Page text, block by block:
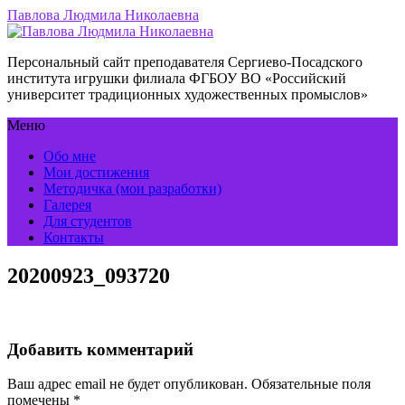
Павлова Людмила Николаевна
Персональный сайт преподавателя Сергиево-Посадского
института игрушки филиала ФГБОУ ВО «Российский
университет традиционных художественных промыслов»
Меню
Обо мне
Мои достижения
Методичка (мои разработки)
Галерея
Для студентов
Контакты
20200923_093720
Добавить комментарий
Ваш адрес email не будет опубликован. Обязательные поля
помечены *